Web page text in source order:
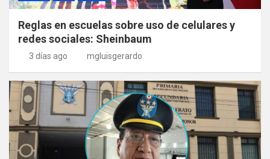
Reglas en escuelas sobre uso de celulares y
redes sociales: Sheinbaum
3 días ago mgluisgerardo